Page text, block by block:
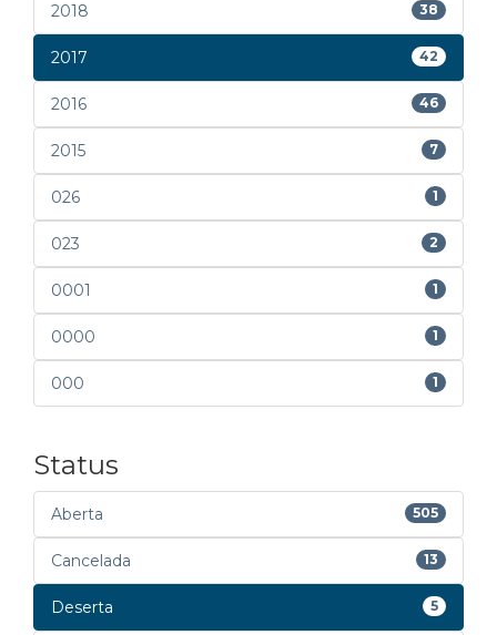
2018 38
2017 42
2016 46
2015 7
026 1
023 2
0001 1
0000 1
000 1
Status
Aberta 505
Cancelada 13
Deserta 5